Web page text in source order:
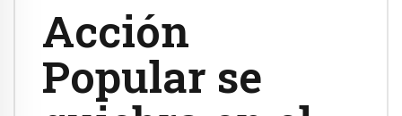
Acción
Popular se